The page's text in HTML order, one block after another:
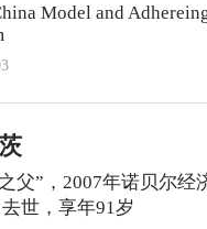
Model and
父”，2007年诺贝尔经
世，享年91岁